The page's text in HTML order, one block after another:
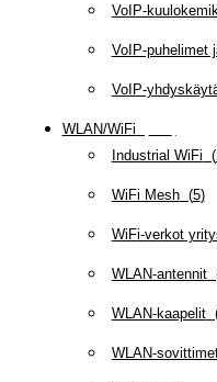
VoIP-
VoIP-puhelimet
VoIP-
WLAN/WiFi
Industrial WiFi (
WiFi Mesh(5)
WiFi-verkot
WLAN-antennit
WLAN-kaapelit
WLAN-